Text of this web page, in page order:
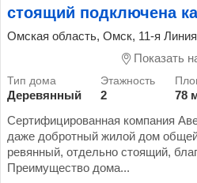
стоящий подключена
Омская область, Омск, 11-я
Показать
Деревянный 2
78
Сертифицированная компания
даже добротный жилой дом
ревянный, отдельно стоящий,
Преимущество дома...